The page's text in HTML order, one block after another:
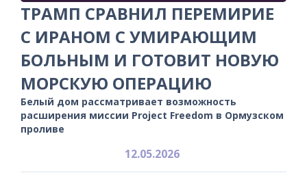
ТРАМП СРАВНИЛ ПЕРЕМИРИЕ
С ИРАНОМ С УМИРАЮЩИМ
БОЛЬНЫМ И ГОТОВИТ НОВУЮ
МОРСКУЮ ОПЕРАЦИЮ
Белый дом рассматривает возможность
расширения миссии Project Freedom в Ормузском
проливе
12.05.2026